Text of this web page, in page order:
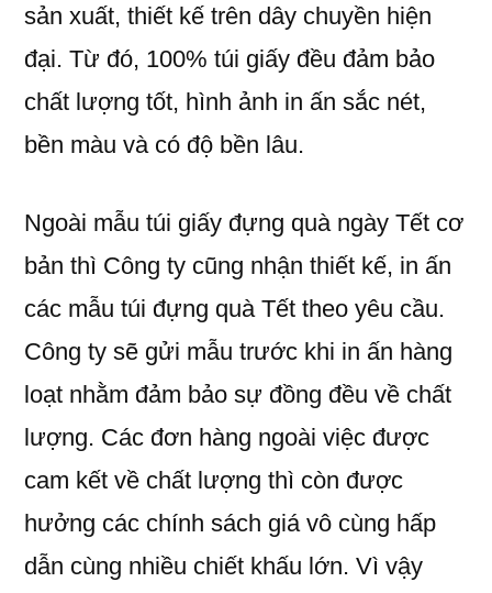
sản xuất, thiết kế trên dây chuyền hiện
đại. Từ đó, 100% túi giấy đều đảm bảo
chất lượng tốt, hình ảnh in ấn sắc nét,
bền màu và có độ bền lâu.
Ngoài mẫu túi giấy đựng quà ngày Tết cơ
bản thì Công ty cũng nhận thiết kế, in ấn
các mẫu túi đựng quà Tết theo yêu cầu.
Công ty sẽ gửi mẫu trước khi in ấn hàng
loạt nhằm đảm bảo sự đồng đều về chất
lượng. Các đơn hàng ngoài việc được
cam kết về chất lượng thì còn được
hưởng các chính sách giá vô cùng hấp
dẫn cùng nhiều chiết khấu lớn. Vì vậy